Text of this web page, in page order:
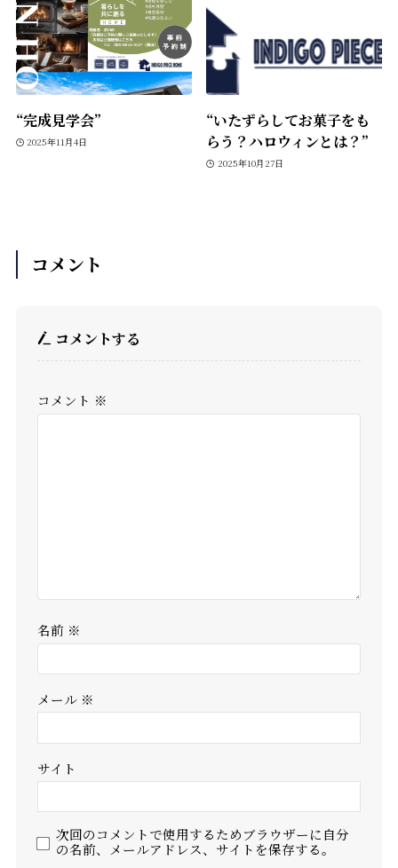
“完成見学会”
2025年11月4日
“いたずらしてお菓子をも
らう？ハロウィンとは？”
2025年10月27日
コメント
コメントする
コメント ※
名前 ※
メール ※
サイト
次回のコメントで使用するためブラウザーに自分
の名前、メールアドレス、サイトを保存する。